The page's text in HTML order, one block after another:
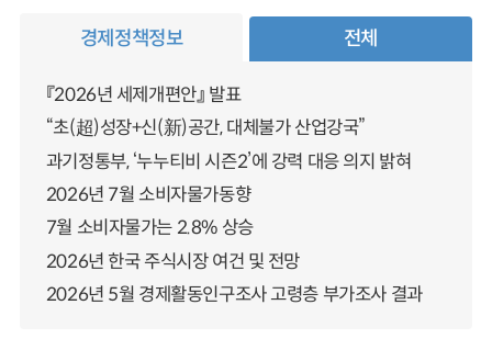
경제정책정보 전체
『2026년 세제개편안』 발표
“초(超)성장+신(新)공간, 대체불가 산업강국”
과기정통부, ‘누누티비 시즌2’에 강력 대응 의지 밝혀
2026년 7월 소비자물가동향
7월 소비자물가는 2.8% 상승
2026년 한국 주식시장 여건 및 전망
2026년 5월 경제활동인구조사 고령층 부가조사 결과